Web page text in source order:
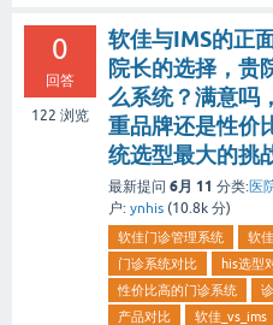
0
回答
122 浏览
软佳与IMS的正
院长的选择，贵
么系统？满意吗
重品牌还是性价
统选型最大的挑
最新提问 6月 11 分类:医
户: ynhis (10.8k 分)
软佳门诊管理系统
软
门诊系统对比
his选型
性价比高的门诊系统
产品对比
软佳_vs_ims